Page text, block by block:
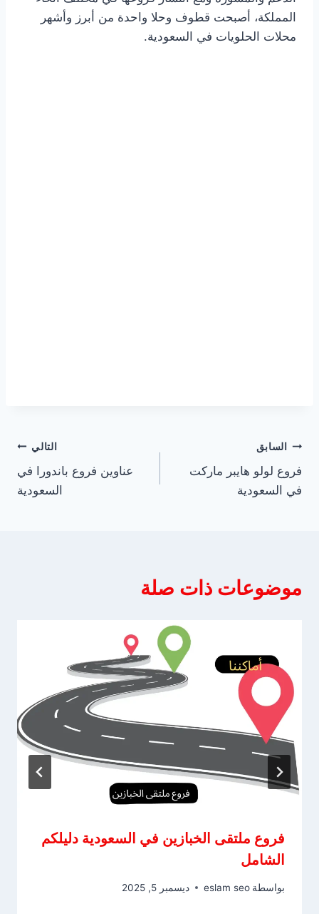
المملكة، أصبحت قطوف وحلا واحدة من أبرز وأشهر
محلات الحلويات في السعودية.
تصفّح
المقالات
السابق
فروع لولو هايبر ماركت
في السعودية
التالي
عناوين فروع باندورا في
السعودية
موضوعات ذات صلة
فروع ملتقى الخبازين في السعودية دليلكم
الشامل
بواسطة eslam seo ديسمبر 5, 2025